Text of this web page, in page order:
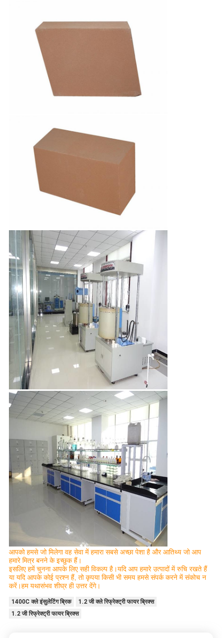
आपको हमसे जो मिलेगा वह सेवा में हमारा सबसे अच्छा पेशा है और आतिथ्य जो आप
हमारे मित्र बनने के इच्छुक हैं।
इसलिए हमें चुनना आपके लिए सही विकल्प है।यदि आप हमारे उत्पादों में रुचि रखते हैं
या यदि आपके कोई प्रश्न हैं, तो कृपया किसी भी समय हमसे संपर्क करने में संकोच न
करें।हम यथासंभव शीघ्र ही उत्तर देंगे।
1400C क्ले इंसुलेटिंग ब्रिक
1.2 जी क्ले रिफ्रेक्ट्री फायर ब्रिक्स
1.2 जी रिफ्रेक्ट्री फायर ब्रिक्स